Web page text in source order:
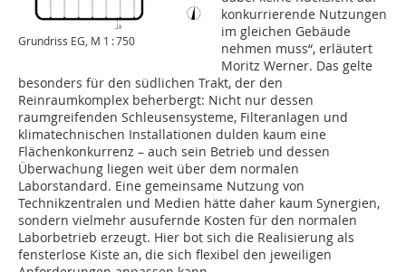
Grundriss EG, M 1 : 750
konkurrierende Nutzungen
im gleichen Gebäude
nehmen muss“, erläutert
Moritz Werner. Das gelte
besonders für den südlichen Trakt, der den
Reinraumkomplex beherbergt: Nicht nur dessen
raumgreifenden Schleusensysteme, Filteranlagen und
klimatechnischen Installationen dulden kaum eine
Flächenkonkurrenz – auch sein Betrieb und dessen
Überwachung liegen weit über dem normalen
Laborstandard. Eine gemeinsame Nutzung von
Technikzentralen und Medien hätte daher kaum Synergien,
sondern vielmehr ausufernde Kos­ten für den normalen
Laborbetrieb erzeugt. Hier bot sich die Realisierung als
fensterlose Kiste an, die sich flexibel den jeweiligen